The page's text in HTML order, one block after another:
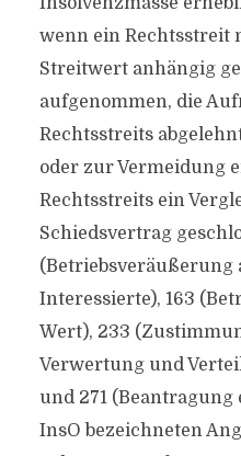
wenn ein Rechtsstreit
Streitwert anhängig
aufgenommen, die
Rechtsstreits
oder zur Vermeidung
Rechtsstreits ein
Schiedsvertrag
(Betriebsveräußerung
Interessierte), 163
Wert), 233
Verwertung und
und 271
InsO bezeichneten